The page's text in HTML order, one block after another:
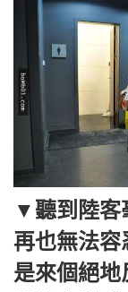
▼聽到陸客
再也無法容
是來個絕地